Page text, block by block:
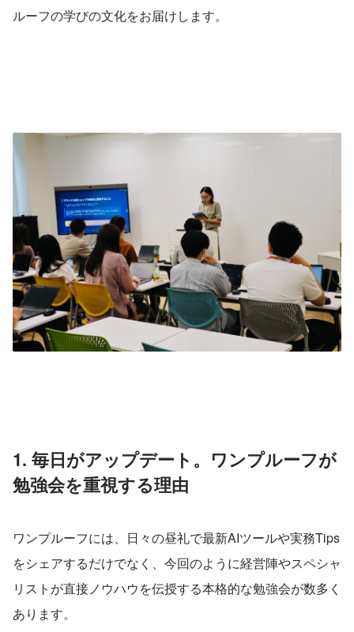
ルーフの学びの文化をお届けします。
1. 毎日がアップデート。ワンプルーフが
勉強会を重視する理由
ワンプルーフには、日々の昼礼で最新AIツールや実務Tips
をシェアするだけでなく、今回のように経営陣やスペシャ
リストが直接ノウハウを伝授する本格的な勉強会が数多く
あります。